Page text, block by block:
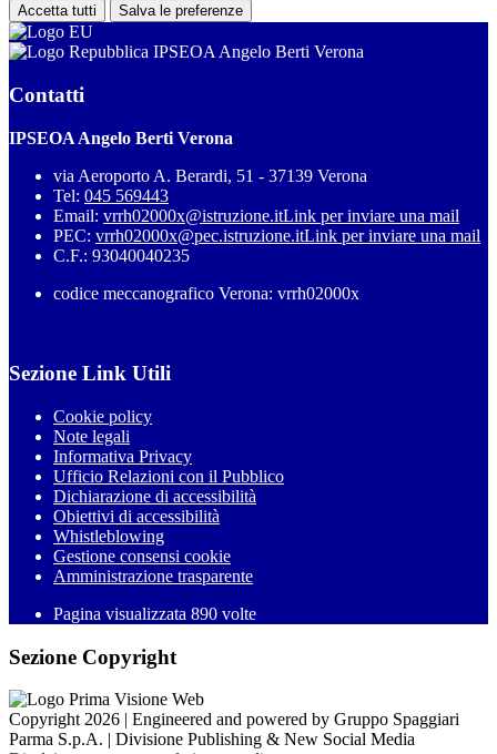
Accetta tutti Salva le preferenze
IPSEOA Angelo Berti Verona
Contatti
IPSEOA Angelo Berti Verona
via Aeroporto A. Berardi, 51 - 37139 Verona
Tel: 045 569443
Email: vrrh02000x@istruzione.itLink per inviare una mail
PEC: vrrh02000x@pec.istruzione.itLink per inviare una mail
C.F.: 93040040235
codice meccanografico Verona: vrrh02000x
Sezione Link Utili
Cookie policy
Note legali
Informativa Privacy
Ufficio Relazioni con il Pubblico
Dichiarazione di accessibilità
Obiettivi di accessibilità
Whistleblowing
Gestione consensi cookie
Amministrazione trasparente
Pagina visualizzata 890 volte
Sezione Copyright
Copyright 2026 | Engineered and powered by Gruppo Spaggiari
Parma S.p.A. | Divisione Publishing & New Social Media